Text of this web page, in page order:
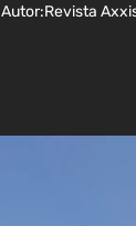
Autor:Revista